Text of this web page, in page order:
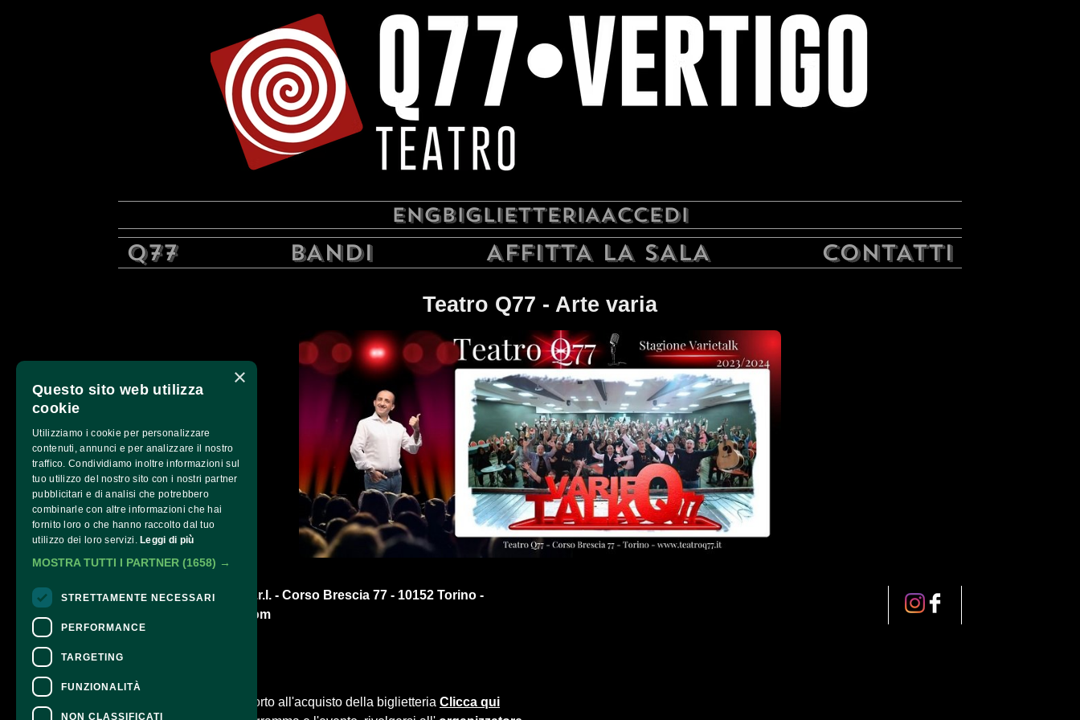
ENGBIGLIETTERIAACCEDI
Q77 BANDI AFFITTA LA SALA CONTATTI
Teatro Q77 - Arte varia
Q77 Impresa Sociale S.r.l. - Corso Brescia 77 - 10152 Torino -
info@qsettantasette.com
CONTATTI
Per informazioni e supporto all'acquisto della biglietteria Clicca qui
×
Questo sito web utilizza
cookie
Utilizziamo i cookie per personalizzare
contenuti, annunci e per analizzare il nostro
traffico. Condividiamo inoltre informazioni sul
tuo utilizzo del nostro sito con i nostri partner
pubblicitari e di analisi che potrebbero
combinarle con altre informazioni che hai
fornito loro o che hanno raccolto dal tuo
utilizzo dei loro servizi. Leggi di più
MOSTRA TUTTI I PARTNER (1658) →
STRETTAMENTE NECESSARI
PERFORMANCE
TARGETING
FUNZIONALITÀ
NON CLASSIFICATI